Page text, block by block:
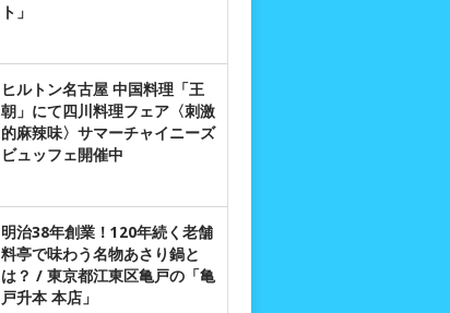
ト」
ヒルトン名古屋 中国料理「王
朝」にて四川料理フェア〈刺激
的麻辣味〉サマーチャイニーズ
ビュッフェ開催中
明治38年創業！120年続く老舗
料亭で味わう名物あさり鍋と
は？ / 東京都江東区亀戸の「亀
戸升本 本店」